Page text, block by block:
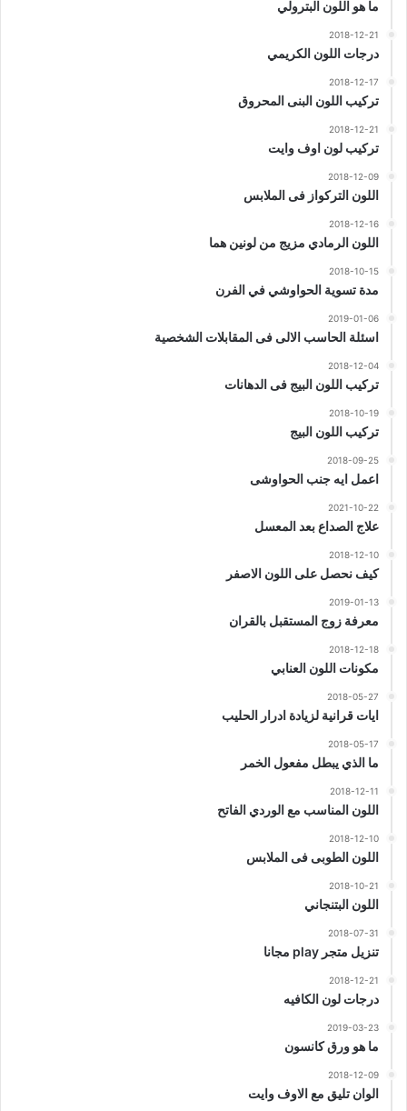
ما هو اللون البترولي
2018-12-21
درجات اللون الكريمي
2018-12-17
تركيب اللون البنى المحروق
2018-12-21
تركيب لون اوف وايت
2018-12-09
اللون التركواز فى الملابس
2018-12-16
اللون الرمادي مزيج من لونين هما
2018-10-15
مدة تسوية الحواوشي في الفرن
2019-01-06
اسئلة الحاسب الالى فى المقابلات الشخصية
2018-12-04
تركيب اللون البيج فى الدهانات
2018-10-19
تركيب اللون البيج
2018-09-25
اعمل ايه جنب الحواوشى
2021-10-22
علاج الصداع بعد المعسل
2018-12-10
كيف نحصل على اللون الاصفر
2019-01-13
معرفة زوج المستقبل بالقران
2018-12-18
مكونات اللون العنابي
2018-05-27
ايات قرانية لزيادة ادرار الحليب
2018-05-17
ما الذي يبطل مفعول الخمر
2018-12-11
اللون المناسب مع الوردي الفاتح
2018-12-10
اللون الطوبى فى الملابس
2018-10-21
اللون البتنجاني
2018-07-31
تنزيل متجر play مجانا
2018-12-21
درجات لون الكافيه
2019-03-23
ما هو ورق كانسون
2018-12-09
الوان تليق مع الاوف وايت